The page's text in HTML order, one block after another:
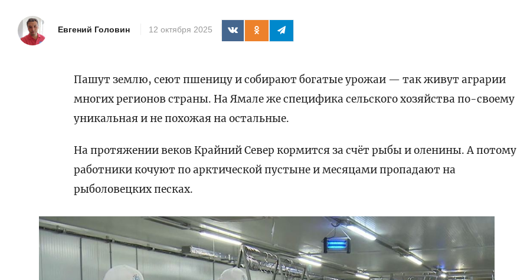
Евгений Головин 12 октября 2025
Пашут землю, сеют пшеницу и собирают богатые урожаи — так живут аграрии
многих регионов страны. На Ямале же специфика сельского хозяйства по-своему
уникальная и не похожая на остальные.
На протяжении веков Крайний Север кормится за счёт рыбы и оленины. А потому
работники кочуют по арктической пустыне и месяцами пропадают на
рыболовецких песках.